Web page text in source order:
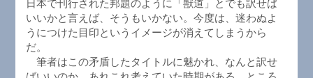
いいかと言えば、そうもいかない。今度は、迷わぬよ
うにつけた目印というイメージが消えてしまうから
だ。
筆者はこの矛盾したタイトルに魅かれ、なんと訳せ